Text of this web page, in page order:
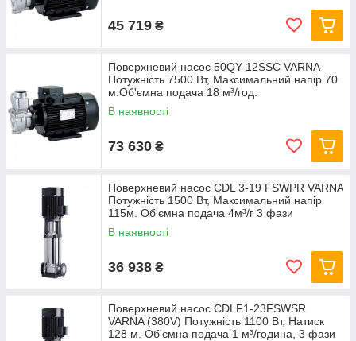
45 719 ₴
Поверхневий насос 50QY-12SSC VARNA
Потужність 7500 Вт, Максимальний напір 70
м.Об'ємна подача 18 м³/год.
В наявності
73 630 ₴
Поверхневий насос CDL 3-19 FSWPR VARNA
Потужність 1500 Вт, Максимальний напір
115м. Об'ємна подача 4м³/г 3 фази
В наявності
36 938 ₴
Поверхневий насос CDLF1-23FSWSR
VARNA (380V) Потужність 1100 Вт, Натиск
128 м. Об'ємна подача 1 м³/година, 3 фази